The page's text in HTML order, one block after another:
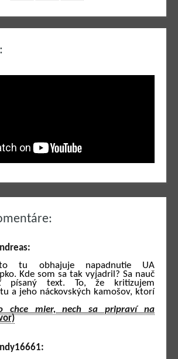
tu obhajuje napadnutie UA
Kde som sa tak vyjadril? Sa nauč
písaný text. To, že kritizujem
a jeho náckovských kamošov, ktorí
chce mier, nech sa pripraví na